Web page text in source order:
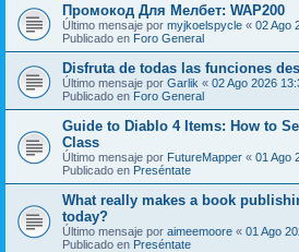
Промокод Для Мелбет: WAP200
Último mensaje por myjkoelspycle « 02 Ago
Publicado en Foro General
Disfruta de todas las funciones
Último mensaje por Garlik « 02 Ago 2026
Publicado en Foro General
Guide to Diablo 4 Items: How to
Class
Último mensaje por FutureMapper « 01 Ago
Publicado en Preséntate
What really makes a book
today?
Último mensaje por aimeemoore « 01 Ago
Publicado en Preséntate